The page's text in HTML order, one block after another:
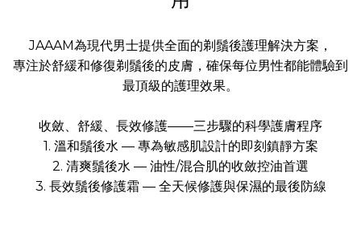
JAAAM為現代男士提供全面的剃鬚後護理解決方案，
專注於舒緩和修復剃鬚後的皮膚，確保每位男性都能體驗到
最頂級的護理效果。
收斂、舒緩、長效修護——三步驟的科學護膚程序
1. 溫和鬚後水 — 專為敏感肌設計的即刻鎮靜方案
2. 清爽鬚後水 — 油性/混合肌的收斂控油首選
3. 長效鬚後修護霜 — 全天候修護與保濕的最後防線